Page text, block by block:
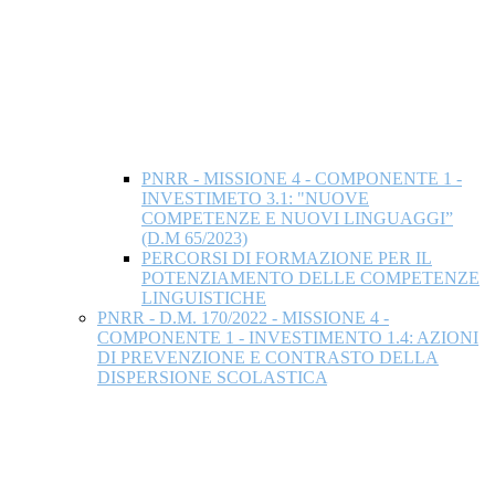
PNRR - MISSIONE 4 - COMPONENTE 1 -
INVESTIMETO 3.1: "NUOVE
COMPETENZE E NUOVI LINGUAGGI”
(D.M 65/2023)
PERCORSI DI FORMAZIONE PER IL
POTENZIAMENTO DELLE COMPETENZE
LINGUISTICHE
PNRR - D.M. 170/2022 - MISSIONE 4 -
COMPONENTE 1 - INVESTIMENTO 1.4: AZIONI
DI PREVENZIONE E CONTRASTO DELLA
DISPERSIONE SCOLASTICA